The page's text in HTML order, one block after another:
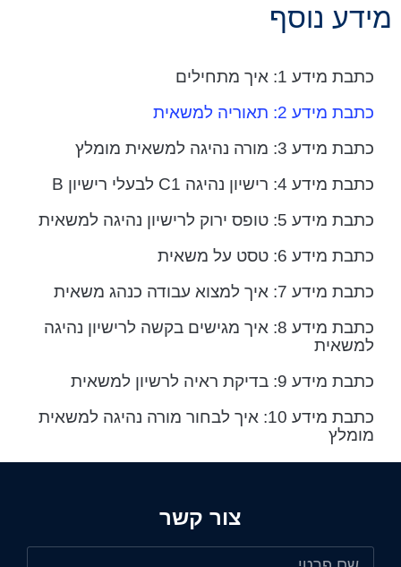
מידע נוסף
כתבת מידע 1: איך מתחילים
כתבת מידע 2: תאוריה למשאית
כתבת מידע 3: מורה נהיגה למשאית מומלץ
כתבת מידע 4: רישיון נהיגה C1 לבעלי רישיון B
כתבת מידע 5: טופס ירוק לרישיון נהיגה למשאית
כתבת מידע 6: טסט על משאית
כתבת מידע 7: איך למצוא עבודה כנהג משאית
כתבת מידע 8: איך מגישים בקשה לרישיון נהיגה
למשאית
כתבת מידע 9: בדיקת ראיה לרשיון למשאית
כתבת מידע 10: איך לבחור מורה נהיגה למשאית
מומלץ
צור קשר